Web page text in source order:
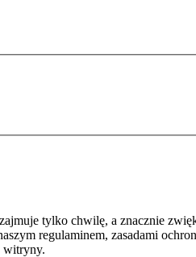
tylko chwilę, a znacznie
regulaminem, zasadami
witryny.